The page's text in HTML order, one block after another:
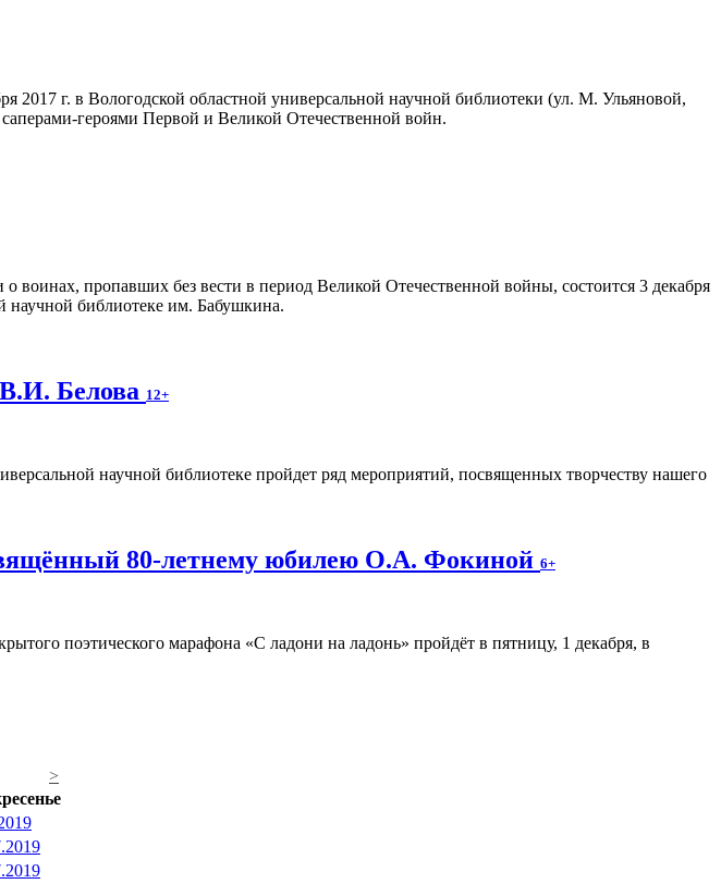
2017 г. в Вологодской областной универсальной научной библиотеки (ул. М. Ульяновой,
героями Первой и Великой Отечественной войн.
пропавших без вести в период Великой Отечественной войны, состоится 3 декабря
научной библиотеке им. Бабушкина.
Белова 12+
научной библиотеке пройдет ряд мероприятий, посвященных творчеству нашего
80-летнему юбилею О.А. Фокиной 6+
поэтического марафона «С ладони на ладонь» пройдёт в пятницу, 1 декабря, в
>